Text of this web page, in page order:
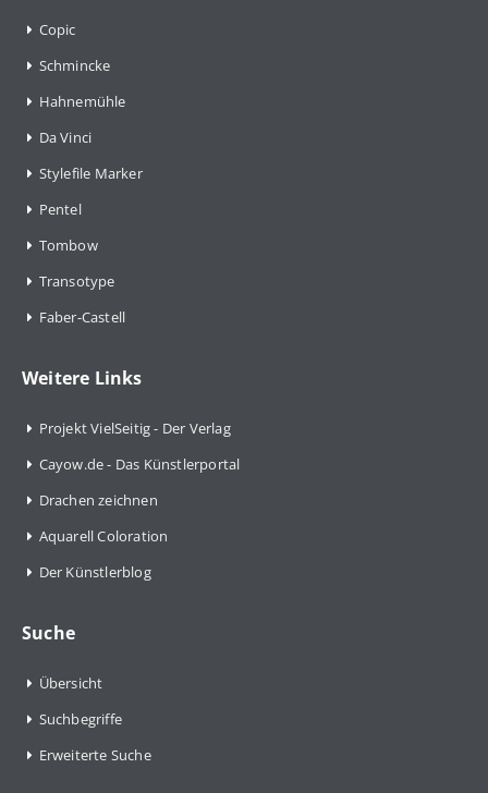
Copic
Schmincke
Hahnemühle
Da Vinci
Stylefile Marker
Pentel
Tombow
Transotype
Faber-Castell
Weitere Links
Projekt VielSeitig - Der Verlag
Cayow.de - Das Künstlerportal
Drachen zeichnen
Aquarell Coloration
Der Künstlerblog
Suche
Übersicht
Suchbegriffe
Erweiterte Suche